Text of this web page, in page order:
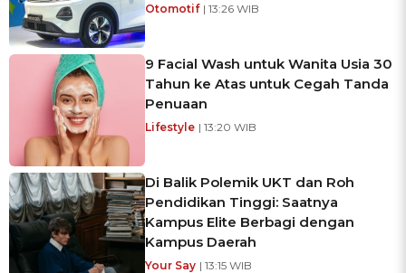
Otomotif | 13:26 WIB
9 Facial Wash untuk Wanita Usia 30
Tahun ke Atas untuk Cegah Tanda
Penuaan
Lifestyle | 13:20 WIB
Di Balik Polemik UKT dan Roh
Pendidikan Tinggi: Saatnya
Kampus Elite Berbagi dengan
Kampus Daerah
Your Say | 13:15 WIB